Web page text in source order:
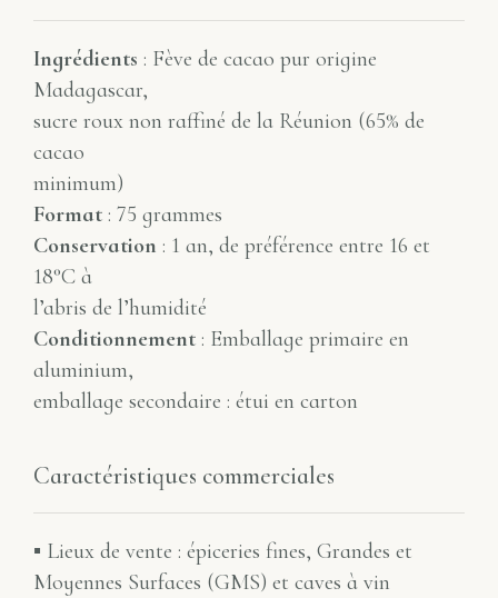
Ingrédients : Fève de cacao pur origine
Madagascar,
sucre roux non raffiné de la Réunion (65% de
cacao
minimum)
Format : 75 grammes
Conservation : 1 an, de préférence entre 16 et
18°C à
l’abris de l’humidité
Conditionnement : Emballage primaire en
aluminium,
emballage secondaire : étui en carton
Caractéristiques commerciales
▪ Lieux de vente : épiceries fines, Grandes et
Moyennes Surfaces (GMS) et caves à vin